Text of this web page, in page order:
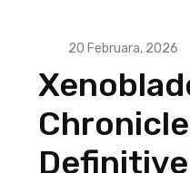
20 Februara, 2026